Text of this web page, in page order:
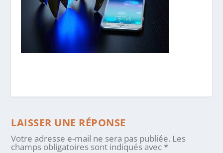
LAISSER UNE RÉPONSE
Votre adresse e-mail ne sera pas publiée. Les
champs obligatoires sont indiqués avec *